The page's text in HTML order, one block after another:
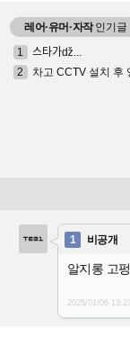
레어·유머·자작인기글
1
스타가ǆ...
2 차고 CCTV 설치 후
1 비공개
알지롱 고
2025/01/0613:23